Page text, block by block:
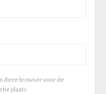
deze browser voor de
plaats.